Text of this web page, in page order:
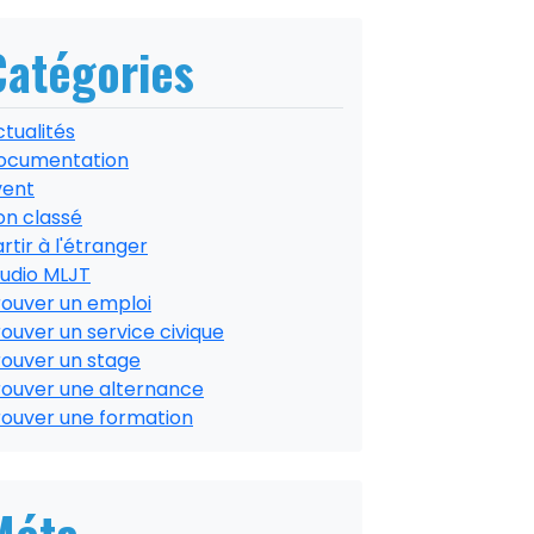
classé
à l'étranger
MLJT
un emploi
un service civique
un stage
une alternance
une formation